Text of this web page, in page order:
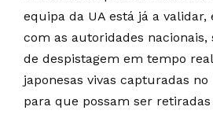
equipa da UA está já a
com as autoridades nacionais,
de despistagem em tempo
japonesas vivas capturadas no
para que possam ser